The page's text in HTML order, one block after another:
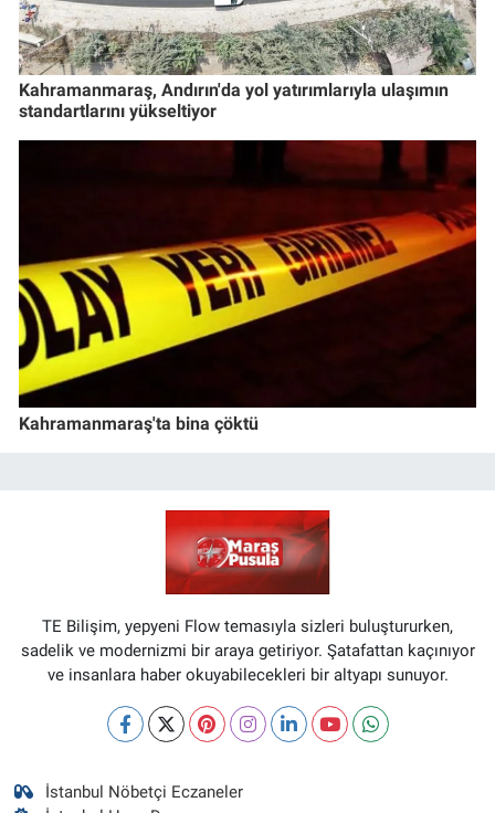
Kahramanmaraş, Andırın'da yol yatırımlarıyla ulaşımın
standartlarını yükseltiyor
Kahramanmaraş'ta bina çöktü
TE Bilişim, yepyeni Flow temasıyla sizleri buluştururken,
sadelik ve modernizmi bir araya getiriyor. Şatafattan kaçınıyor
ve insanlara haber okuyabilecekleri bir altyapı sunuyor.
İstanbul Nöbetçi Eczaneler